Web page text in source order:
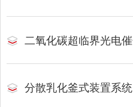
分散乳化釜式装置系统